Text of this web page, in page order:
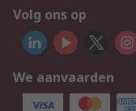
Volg ons op
We aanvaarden